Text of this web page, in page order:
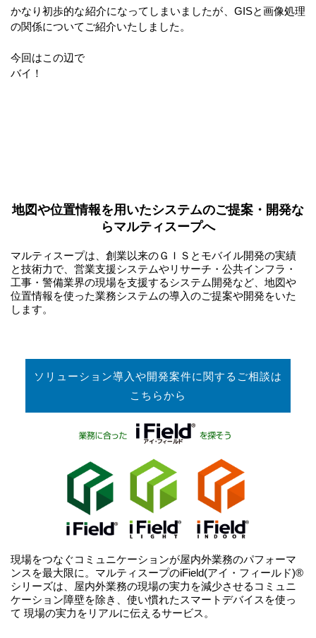
かなり初歩的な紹介になってしまいましたが、GISと画像処理
の関係についてご紹介いたしました。
今回はこの辺で
バイ！
地図や位置情報を用いたシステムのご提案・開発な
らマルティスープへ
マルティスープは、創業以来のＧＩＳとモバイル開発の実績
と技術力で、営業支援システムやリサーチ・公共インフラ・
工事・警備業界の現場を支援するシステム開発など、地図や
位置情報を使った業務システムの導入のご提案や開発をいた
します。
ソリューション導入や開発案件に関するご相談は
こちらから
現場をつなぐコミュニケーションが屋内外業務のパフォーマ
ンスを最大限に。マルティスープのiField(アイ・フィールド)®
シリーズは、屋内外業務の現場の実力を減少させるコミュニ
ケーション障壁を除き、使い慣れたスマートデバイスを使っ
て 現場の実力をリアルに伝えるサービス。